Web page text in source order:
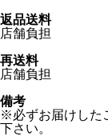
返品送料
店舗負担
再送料
店舗負担
備考
※必ずお届けした
下さい。